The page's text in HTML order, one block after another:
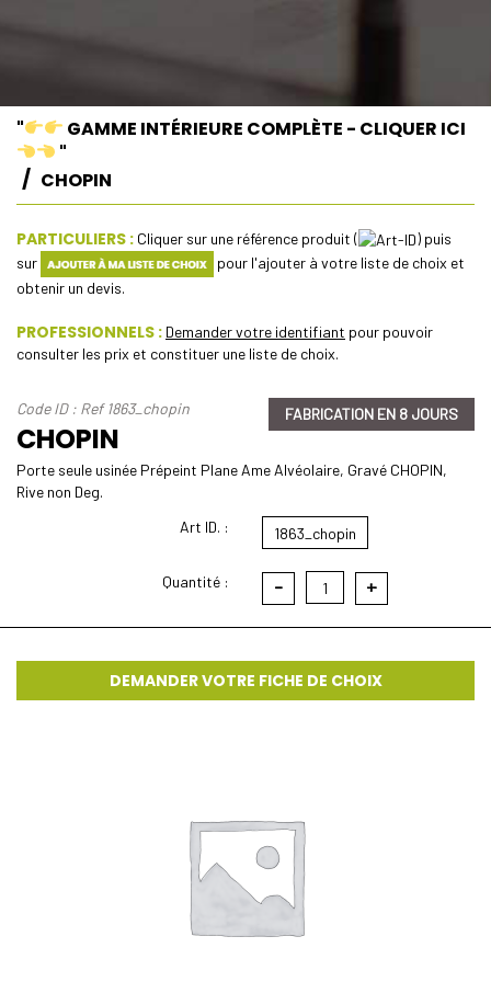
"
GAMME INTÉRIEURE COMPLÈTE - CLIQUER ICI
"
CHOPIN
PARTICULIERS : Cliquer sur une référence produit (
) puis
sur
pour l'ajouter à votre liste de choix et
obtenir un devis.
PROFESSIONNELS : Demander votre identifiant pour pouvoir
consulter les prix et constituer une liste de choix.
Code ID : Ref 1863_chopin
CHOPIN
FABRICATION EN 8 JOURS
Porte seule usinée Prépeint Plane Ame Alvéolaire, Gravé CHOPIN,
Rive non Deg.
Art ID. :
Quantité :
1863_chopin
- 1 +
DEMANDER VOTRE FICHE DE CHOIX